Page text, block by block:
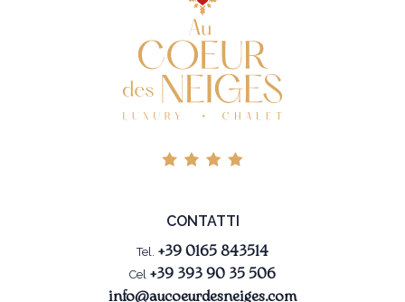
CONTATTI
Tel. +39 0165 843514
Cel +39 393 90 35 506
info@aucoeurdesneiges.com